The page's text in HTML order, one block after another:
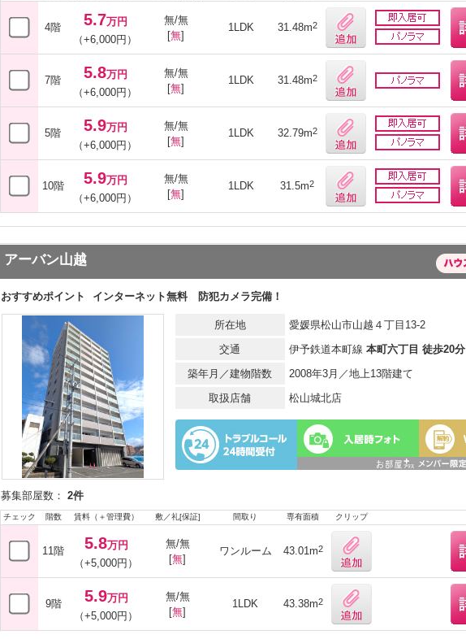
4階 5.7万円
（+6,000円）
無/無
[無]
1LDK 31.48m2
7階 5.8万円
（+6,000円）
無/無
[無]
1LDK 31.48m2
5階 5.9万円
（+6,000円）
無/無
[無]
1LDK 32.79m2
10階 5.9万円
（+6,000円）
無/無
[無]
1LDK 31.5m2
アーバン山越
おすすめポイント インターネット無料 防犯カメラ完備！
所在地
愛媛県松山市山越４丁目13-2
交通
伊予鉄道本町線 本町六丁目 徒歩20分
築年月／建物階数
2008年3月／地上13階建て
取扱店舗
松山城北店
募集部屋数： 2件
チェック 階数 賃料（＋管理費） 敷／礼[保証] 間取り 専有面積 クリップ
11階 5.8万円
（+5,000円）
無/無
[無]
ワンルーム 43.01m2
9階 5.9万円
（+5,000円）
無/無
[無]
1LDK 43.38m2